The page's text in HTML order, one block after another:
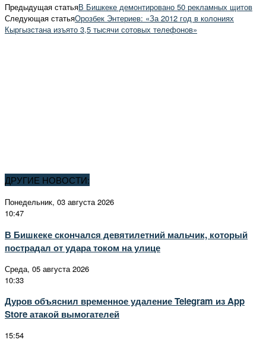
Предыдущая статьяВ Бишкеке демонтировано 50 рекламных щитов
Следующая статьяОрозбек Энтериев: «За 2012 год в колониях
Кыргызстана изъято 3,5 тысячи сотовых телефонов»
ДРУГИЕ НОВОСТИ:
Понедельник, 03 августа 2026
10:47
В Бишкеке скончался девятилетний мальчик, который
пострадал от удара током на улице
Среда, 05 августа 2026
10:33
Дуров объяснил временное удаление Telegram из App
Store атакой вымогателей
15:54